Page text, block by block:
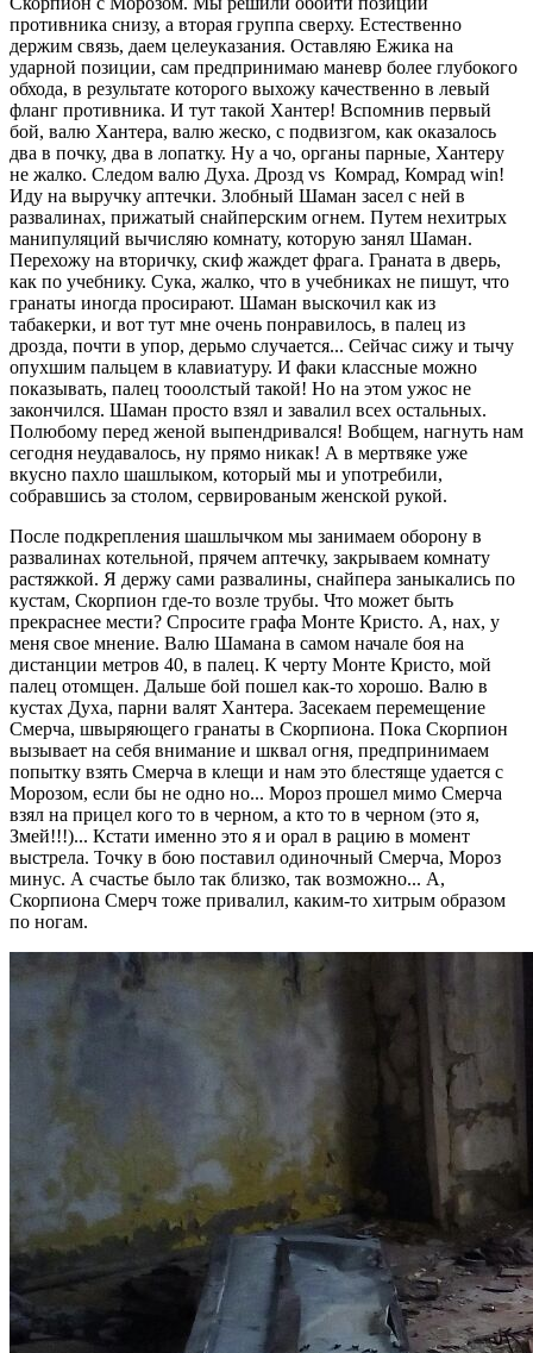
противника снизу, а вторая группа сверху. Естественно
держим связь, даем целеуказания. Оставляю Ежика на
ударной позиции, сам предпринимаю маневр более глубокого
обхода, в результате которого выхожу качественно в левый
фланг противника. И тут такой Хантер! Вспомнив первый
бой, валю Хантера, валю жеско, с подвизгом, как оказалось
два в почку, два в лопатку. Ну а чо, органы парные, Хантеру
не жалко. Следом валю Духа. Дрозд vs Комрад, Комрад win!
Иду на выручку аптечки. Злобный Шаман засел с ней в
развалинах, прижатый снайперским огнем. Путем нехитрых
манипуляций вычисляю комнату, которую занял Шаман.
Перехожу на вторичку, скиф жаждет фрага. Граната в дверь,
как по учебнику. Сука, жалко, что в учебниках не пишут, что
гранаты иногда просирают. Шаман выскочил как из
табакерки, и вот тут мне очень понравилось, в палец из
дрозда, почти в упор, дерьмо случается... Сейчас сижу и тычу
опухшим пальцем в клавиатуру. И факи классные можно
показывать, палец тооолстый такой! Но на этом ужос не
закончился. Шаман просто взял и завалил всех остальных.
Полюбому перед женой выпендривался! Вобщем, нагнуть нам
сегодня неудавалось, ну прямо никак! А в мертвяке уже
вкусно пахло шашлыком, который мы и употребили,
собравшись за столом, сервированым женской рукой.
После подкрепления шашлычком мы занимаем оборону в
развалинах котельной, прячем аптечку, закрываем комнату
растяжкой. Я держу сами развалины, снайпера заныкались по
кустам, Скорпион где-то возле трубы. Что может быть
прекраснее мести? Спросите графа Монте Кристо. А, нах, у
меня свое мнение. Валю Шамана в самом начале боя на
дистанции метров 40, в палец. К черту Монте Кристо, мой
палец отомщен. Дальше бой пошел как-то хорошо. Валю в
кустах Духа, парни валят Хантера. Засекаем перемещение
Смерча, швыряющего гранаты в Скорпиона. Пока Скорпион
вызывает на себя внимание и шквал огня, предпринимаем
попытку взять Смерча в клещи и нам это блестяще удается с
Морозом, если бы не одно но... Мороз прошел мимо Смерча
взял на прицел кого то в черном, а кто то в черном (это я,
Змей!!!)... Кстати именно это я и орал в рацию в момент
выстрела. Точку в бою поставил одиночный Смерча, Мороз
минус. А счастье было так близко, так возможно... А,
Скорпиона Смерч тоже привалил, каким-то хитрым образом
по ногам.